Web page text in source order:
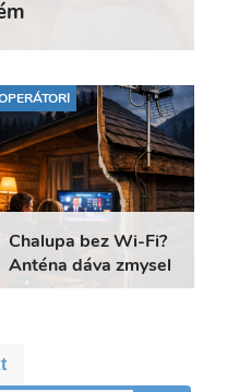
Chalupa bez Wi-Fi?
Anténa dáva zmysel